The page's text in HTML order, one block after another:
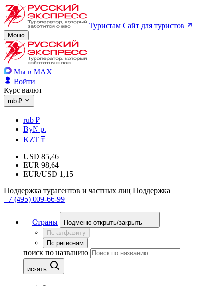
Туристам Сайт для туристов
Меню
Мы в MAX
Войти
Курс валют
rub ₽
rub ₽
ByN р.
KZT ₸
USD 85,46
EUR 98,64
EUR/USD 1,15
Поддержка турагентов и частных лиц Поддержка
+7 (495) 009-66-99
Страны
Подменю открыть/закрыть
По алфавиту
По регионам
поиск по названию
искать